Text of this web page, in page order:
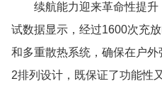
续航能力迎来革命性提
试数据显示，经过1600次充
和多重散热系统，确保在户
2排列设计，既保证了功能性